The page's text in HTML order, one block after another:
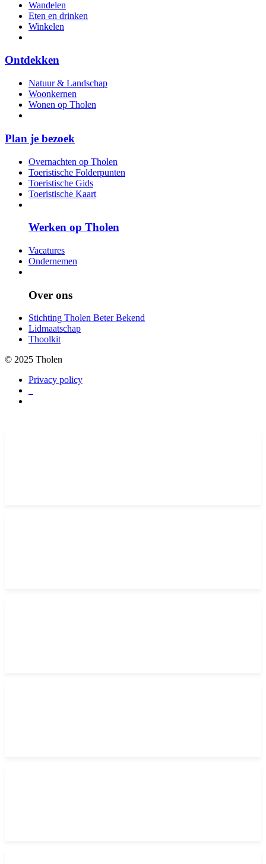
Wandelen
Eten en drinken
Winkelen
Ontdekken
Natuur & Landschap
Woonkernen
Wonen op Tholen
Plan je bezoek
Overnachten op Tholen
Toeristische Folderpunten
Toeristische Gids
Toeristische Kaart
Werken op Tholen
Vacatures
Ondernemen
Over ons
Stichting Tholen Beter Bekend
Lidmaatschap
Thoolkit
© 2025 Tholen
Privacy policy